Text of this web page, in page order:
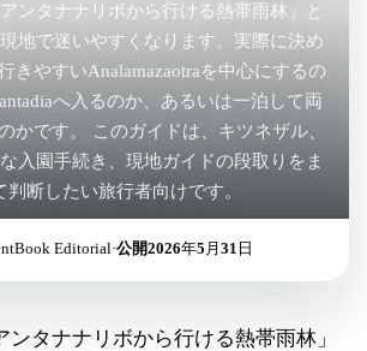
ンタナナリボから行ける熱帯雨林」と
地で迷いやすくなります。実際に決め
きやすいAnalamazaotraを中心にするの
へ入るのか、あるいは一泊して両
かです。 このガイドは、キツネザル、
入園手続き、現地ガイドの段取りをま
判断したい旅行者向けです。
Editorial·公開2026年5月31日
ンタナナリボから行ける熱帯雨林」